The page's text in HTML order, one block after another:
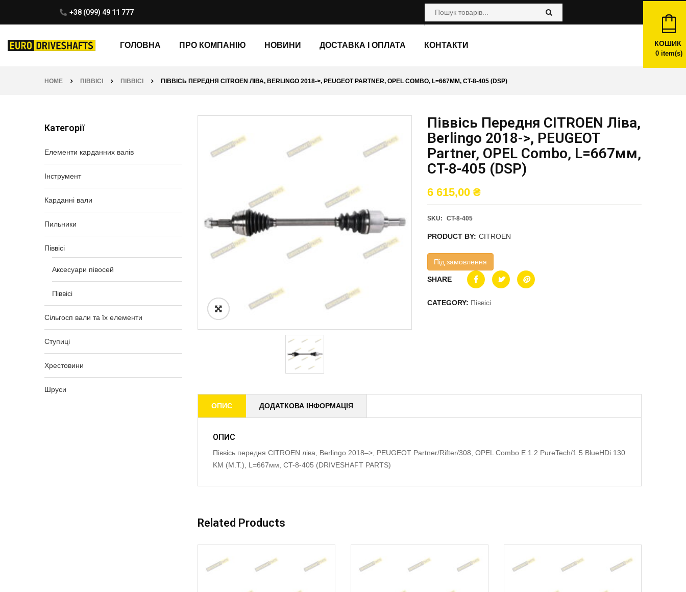
+38 (099) 49 11 777
ГОЛОВНА ПРО КОМПАНІЮ НОВИНИ ДОСТАВКА І ОПЛАТА КОНТАКТИ КОШИК
0item(s)
HOME ПІВВІСІ ПІВВІСІ ПІВВІСЬ ПЕРЕДНЯ CITROEN ЛІВА, BERLINGO 2018->, PEUGEOT PARTNER, OPEL COMBO, L=667ММ, CT-8-405 (DSP)
Категорії
Елементи карданних валів
Інструмент
Карданні вали
Пильники
Піввісі
Аксесуари півосей
Піввісі
Сільгосп вали та їх елементи
Ступиці
Хрестовини
Шруси
Піввісь Передня CITROEN Ліва,
Berlingo 2018->, PEUGEOT
Partner, OPEL Combo, L=667мм,
CT-8-405 (DSP)
6 615,00 ₴
SKU: CT-8-405
PRODUCT BY: CITROEN
Під замовлення
SHARE
CATEGORY: Піввісі
ОПИС ДОДАТКОВА ІНФОРМАЦІЯ
ОПИС
Піввісь передня CITROEN ліва, Berlingo 2018–>, PEUGEOT Partner/Rifter/308, OPEL Combo E 1.2 PureTech/1.5 BlueHDi 130
KM (M.T.), L=667мм, CT-8-405 (DRIVESHAFT PARTS)
Related Products